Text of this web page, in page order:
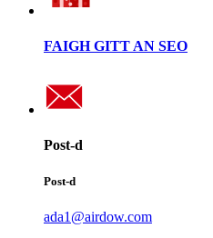
FAIGH GITT AN SEO
Post-d
Post-d
ada1@airdow.com